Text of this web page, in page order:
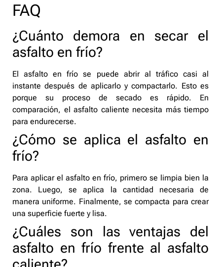
FAQ
¿Cuánto demora en secar el
asfalto en frío?
El asfalto en frío se puede abrir al tráfico casi al
instante después de aplicarlo y compactarlo. Esto es
porque su proceso de secado es rápido. En
comparación, el asfalto caliente necesita más tiempo
para endurecerse.
¿Cómo se aplica el asfalto en
frío?
Para aplicar el asfalto en frío, primero se limpia bien la
zona. Luego, se aplica la cantidad necesaria de
manera uniforme. Finalmente, se compacta para crear
una superficie fuerte y lisa.
¿Cuáles son las ventajas del
asfalto en frío frente al asfalto